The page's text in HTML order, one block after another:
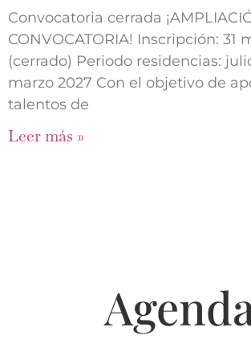
Convocatoria cerrada
CONVOCATORIA! Inscripción: 31
(cerrado) Periodo residencias:
marzo 2027 Con el objetivo de
talentos de
Leer más »